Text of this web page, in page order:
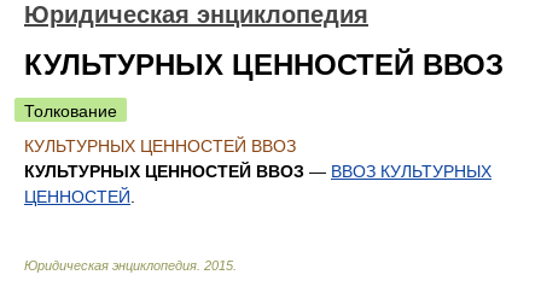
Юридическая энциклопедия
КУЛЬТУРНЫХ ЦЕННОСТЕЙ ВВОЗ
Толкование
КУЛЬТУРНЫХ ЦЕННОСТЕЙ ВВОЗ
КУЛЬТУРНЫХ ЦЕННОСТЕЙ ВВОЗ — ВВОЗ КУЛЬТУРНЫХ
ЦЕННОСТЕЙ
Юридическая энциклопедия 2015